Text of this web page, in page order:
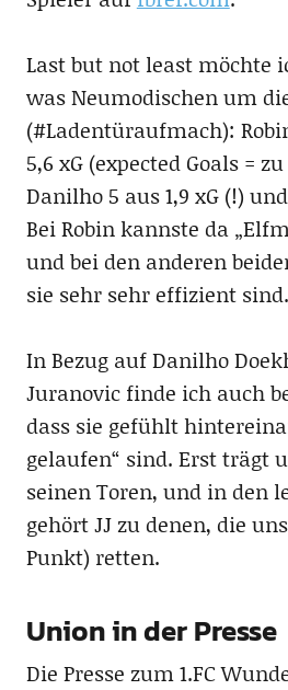
Last but not least möchte
was Neumodischen um
(#Ladentüraufmach):
5,6 xG (expected Goals =
Danilho 5 aus 1,9 xG (!)
Bei Robin kannste da
und bei den anderen
sie sehr sehr effizient sind.
In Bezug auf Danilho
Juranovic finde ich auch
dass sie gefühlt
gelaufen“ sind. Erst trägt
seinen Toren, und in den
gehört JJ zu denen, die
Punkt) retten.
Union in der Presse
Die Presse zum 1.FC